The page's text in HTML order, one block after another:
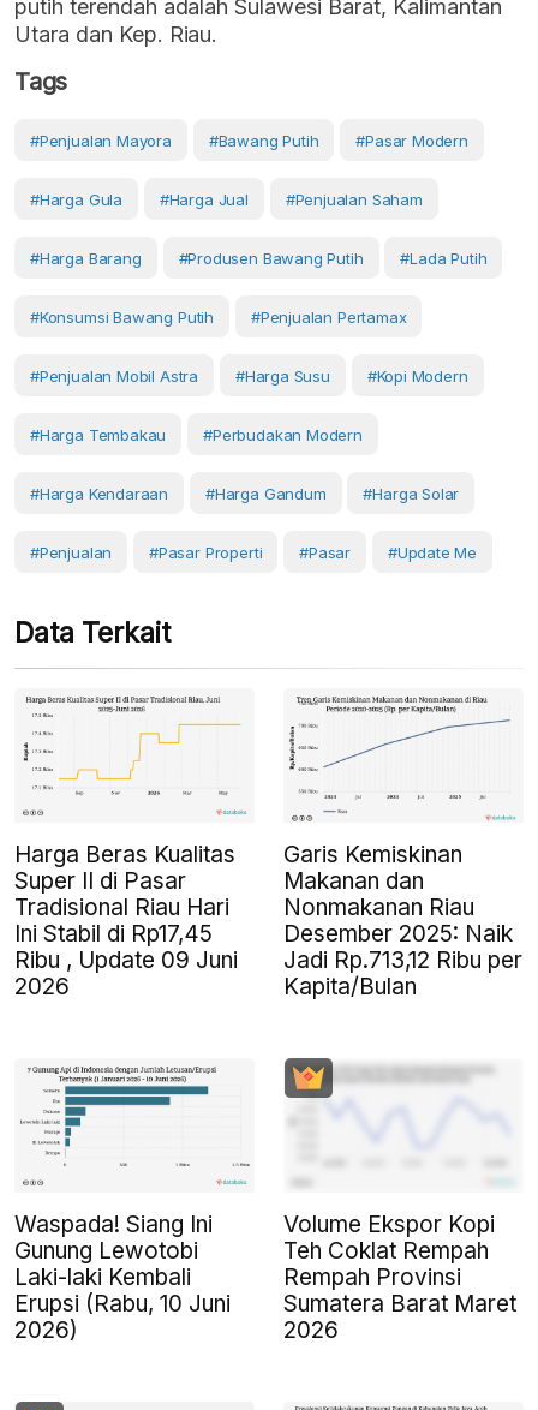
putih terendah adalah Sulawesi Barat, Kalimantan
Utara dan Kep. Riau.
Tags
#penjualan Mayora #Bawang Putih #Pasar Modern
#harga Gula #Harga Jual #penjualan Saham
#Harga Barang #produsen Bawang Putih #lada Putih
#konsumsi Bawang Putih #penjualan Pertamax
#penjualan Mobil Astra #harga Susu #kopi Modern
#harga Tembakau #perbudakan Modern
#harga Kendaraan #harga Gandum #harga Solar
#Penjualan #Pasar Properti #Pasar #Update Me
Data Terkait
Harga Beras Kualitas
Super II di Pasar
Tradisional Riau Hari
Ini Stabil di Rp17,45
Ribu , Update 09 Juni
2026
Garis Kemiskinan
Makanan dan
Nonmakanan Riau
Desember 2025: Naik
Jadi Rp.713,12 Ribu per
Kapita/Bulan
Waspada! Siang Ini
Gunung Lewotobi
Laki-laki Kembali
Erupsi (Rabu, 10 Juni
2026)
Volume Ekspor Kopi
Teh Coklat Rempah
Rempah Provinsi
Sumatera Barat Maret
2026